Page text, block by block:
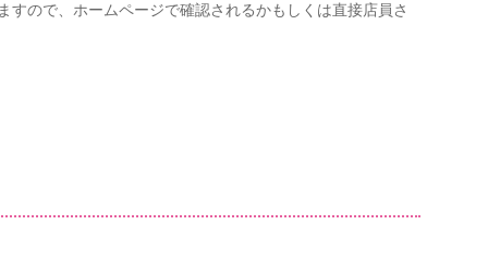
ので、ホームページで確認されるかもしくは直接店員さ